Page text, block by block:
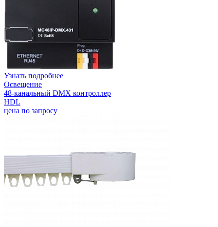
Узнать подробнее
Освещение
48-канальный DMX контроллер
HDL
цена по запросу